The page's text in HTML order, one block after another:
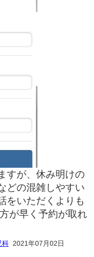
すが、休み明けの
どの混雑しやすい
をいただくよりも
が早く予約が取れ
科 2021年07月02日